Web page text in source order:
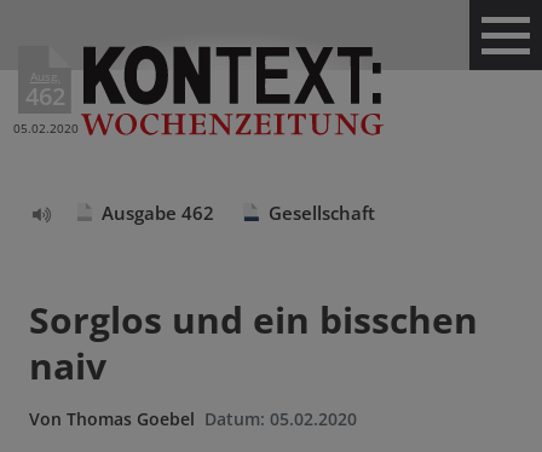
Ausg.
462
05.02.2020
Ausgabe 462 Gesellschaft
Sorglos und ein bisschen
naiv
Von Thomas Goebel Datum: 05.02.2020